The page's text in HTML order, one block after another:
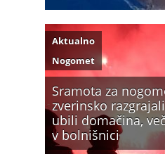
Sramota za
zverinsko
ubili domačina,
v bolnišnici
Aktualno
Nogomet